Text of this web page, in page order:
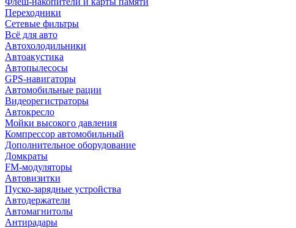
Переходники
Сетевые фильтры
Всё для авто
Автохолодильники
Автоакустика
Автопылесосы
GPS-навигаторы
Автомобильные рации
Видеорегистраторы
Автокресло
Мойки высокого давления
Компрессор автомобильный
Дополнительное оборудование
Домкраты
FM-модуляторы
Автовизитки
Пуско-зарядные устройства
Автодержатели
Автомагнитолы
Антирадары